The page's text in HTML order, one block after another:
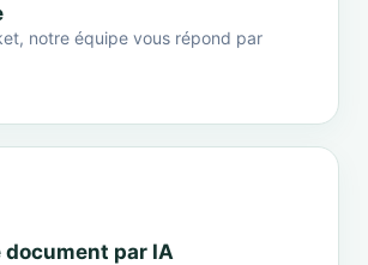
notre équipe vous répond par
document par IA